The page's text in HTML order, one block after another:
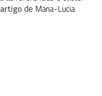
de Maria-Lucia